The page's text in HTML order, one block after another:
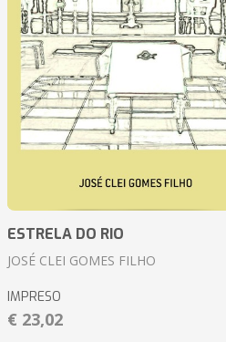
ESTRELA DO RIO
JOSÉ CLEI GOMES FILHO
IMPRESO
€ 23,02